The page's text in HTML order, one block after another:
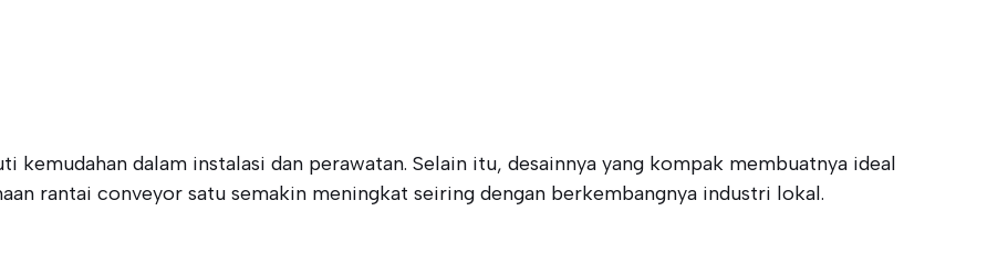
kemudahan dalam instalasi dan perawatan. Selain itu, desainnya yang kompak membuatnya ideal
rantai conveyor satu semakin meningkat seiring dengan berkembangnya industri lokal.